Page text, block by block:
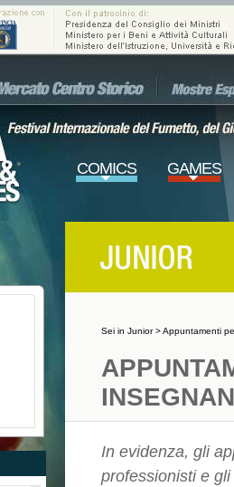
COMICS GAMES
Sei in Junior>Appuntamenti
In evidenza, gli
professionisti e